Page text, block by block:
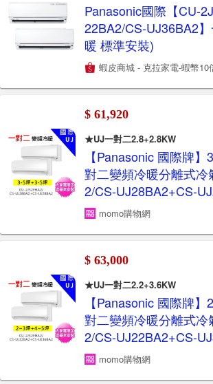
Panasonic國際【CU-
22BA2/CS-UJ36BA2
暖 標準安裝)
蝦皮商城 - 克拉家電-蝦幣10
$ 61,920
★UJ一對二2.8+2.8KW
【Panasonic 國際牌
對二變頻冷暖分離式
2/CS-UJ28BA2+CS-
momo購物網
$ 63,000
★UJ一對二2.2+3.6KW
【Panasonic 國際牌
對二變頻冷暖分離式
2/CS-UJ22BA2+CS-
momo購物網